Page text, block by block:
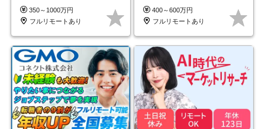
イル自由／研修充実で安心
350～1000万円
フルリモートあり
600万円可
400～600万円
フルリモートあり